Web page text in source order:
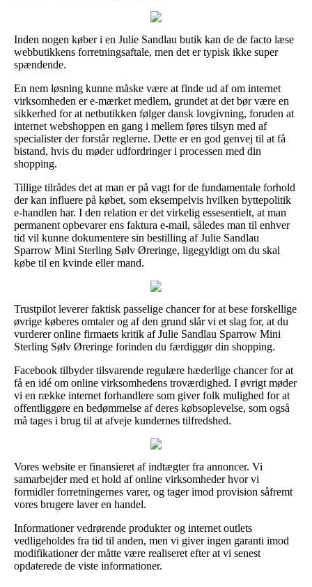
Inden nogen køber i en Julie Sandlau butik kan de de facto læse
webbutikkens forretningsaftale, men det er typisk ikke super
spændende.
En nem løsning kunne måske være at finde ud af om internet
virksomheden er e-mærket medlem, grundet at det bør være en
sikkerhed for at netbutikken følger dansk lovgivning, foruden at
internet webshoppen en gang i mellem føres tilsyn med af
specialister der forstår reglerne. Dette er en god genvej til at få
bistand, hvis du møder udfordringer i processen med din
shopping.
Tillige tilrådes det at man er på vagt for de fundamentale forhold
der kan influere på købet, som eksempelvis hvilken byttepolitik
e-handlen har. I den relation er det virkelig essesentielt, at man
permanent opbevarer ens faktura e-mail, således man til enhver
tid vil kunne dokumentere sin bestilling af Julie Sandlau
Sparrow Mini Sterling Sølv Øreringe, ligegyldigt om du skal
købe til en kvinde eller mand.
Trustpilot leverer faktisk passelige chancer for at bese forskellige
øvrige køberes omtaler og af den grund slår vi et slag for, at du
vurderer online firmaets kritik af Julie Sandlau Sparrow Mini
Sterling Sølv Øreringe forinden du færdiggør din shopping.
Facebook tilbyder tilsvarende regulære hæderlige chancer for at
få en idé om online virksomhedens troværdighed. I øvrigt møder
vi en række internet forhandlere som giver folk mulighed for at
offentliggøre en bedømmelse af deres købsoplevelse, som også
må tages i brug til at afveje kundernes tilfredshed.
Vores website er finansieret af indtægter fra annoncer. Vi
samarbejder med et hold af online virksomheder hvor vi
formidler forretningernes varer, og tager imod provision såfremt
vores brugere laver en handel.
Informationer vedrørende produkter og internet outlets
vedligeholdes fra tid til anden, men vi giver ingen garanti imod
modifikationer der måtte være realiseret efter at vi senest
opdaterede de viste informationer.